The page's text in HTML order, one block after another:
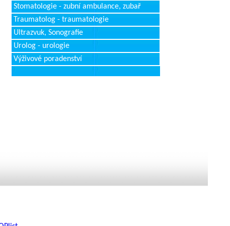
Stomatologie - zubní ambulance, zubař
Traumatolog - traumatologie
Ultrazvuk, Sonografie
Urolog - urologie
Výživové poradenství